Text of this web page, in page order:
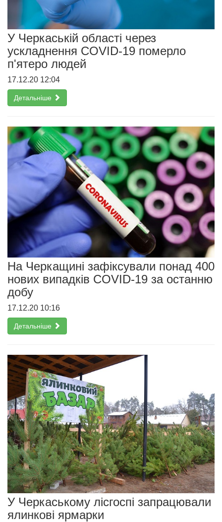
У Черкаській області через
ускладнення COVID-19 померло
п'ятеро людей
17.12.20 12:04
Детальніше
На Черкащині зафіксували понад 400
нових випадків COVID-19 за останню
добу
17.12.20 10:16
Детальніше
У Черкаському лісгоспі запрацювали
ялинкові ярмарки